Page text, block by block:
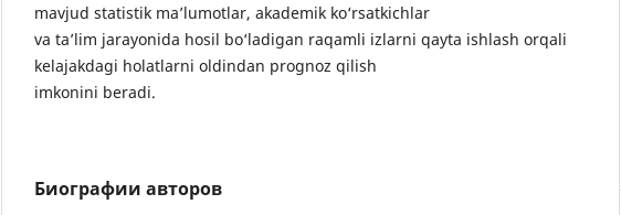
mavjud statistik ma’lumotlar, akademik ko‘rsatkichlar
va ta’lim jarayonida hosil bo‘ladigan raqamli izlarni qayta ishlash orqali
kelajakdagi holatlarni oldindan prognoz qilish
imkonini beradi.
Биографии авторов